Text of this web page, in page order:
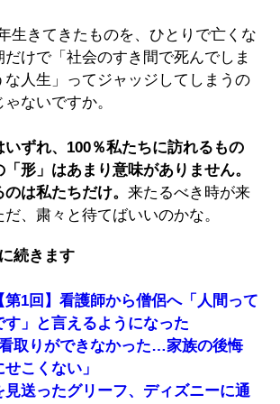
生きてきたものを、ひとりで亡くな
だけで「社会のすき間で死んでしま
な人生」ってジャッジしてしまうの
ないですか。
ずれ、100％私たちに訪れるもの
形」はあまり意味がありません。
は私たちだけ。 来たるべき時が来
、粛々と待てばいいのかな。
続きます
1回】看護師から僧侶へ「人間って
す」と言えるようになった
看取りができなかった…家族の後悔
せこくない」
見送ったグリーフ、ディズニーに通